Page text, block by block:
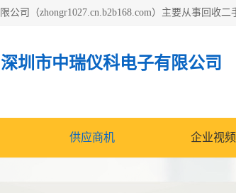
深圳市中瑞仪科电子有限公司
供应商机 企业视频